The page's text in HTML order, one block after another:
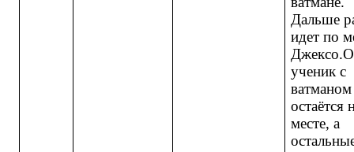
Дальше
идет по
ученик с
ватманом
остаётся
месте, а